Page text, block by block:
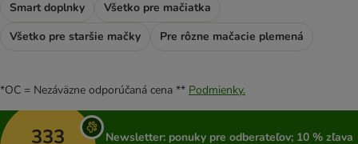
Smart doplnky
Všetko pre mačiatka
Všetko pre staršie mačky
Pre rôzne mačacie plemená
*OC = Nezáväzne odporúčaná cena ** Podmienky.
333
Newsletter: ponuky pre odberateľov; 10 % zľava